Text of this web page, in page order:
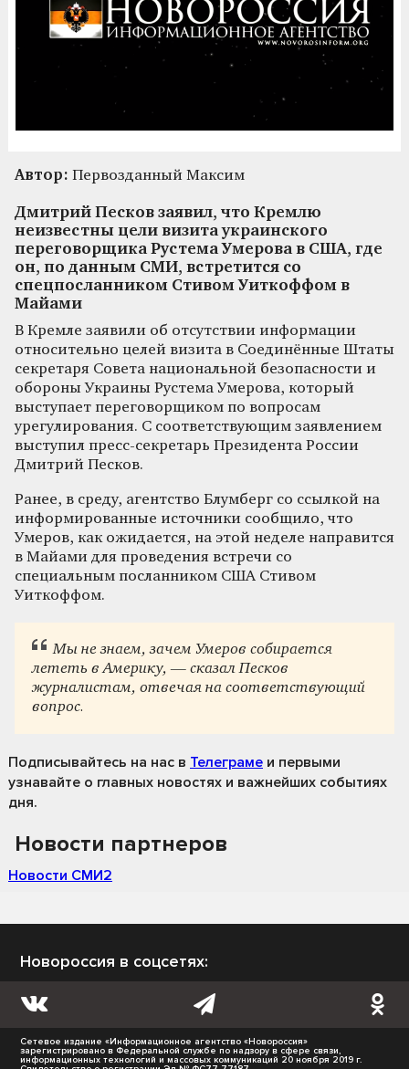
Автор: Первозданный Максим
Дмитрий Песков заявил, что Кремлю
неизвестны цели визита украинского
переговорщика Рустема Умерова в США, где
он, по данным СМИ, встретится со
спецпосланником Стивом Уиткоффом в
Майами
В Кремле заявили об отсутствии информации
относительно целей визита в Соединённые Штаты
секретаря Совета национальной безопасности и
обороны Украины Рустема Умерова, который
выступает переговорщиком по вопросам
урегулирования. С соответствующим заявлением
выступил пресс-секретарь Президента России
Дмитрий Песков.
Ранее, в среду, агентство Блумберг со ссылкой на
информированные источники сообщило, что
Умеров, как ожидается, на этой неделе направится
в Майами для проведения встречи со
специальным посланником США Стивом
Уиткоффом.
Мы не знаем, зачем Умеров собирается
лететь в Америку, — сказал Песков
журналистам, отвечая на соответствующий
вопрос.
Подписывайтесь на нас в Телеграме и первыми
узнавайте о главных новостях и важнейших событиях
дня.
Новости партнеров
Новости СМИ2
Новороссия в соцсетях:
Сетевое издание «Информационное агентство «Новороссия»
зарегистрировано в Федеральной службе по надзору в сфере связи,
информационных технологий и массовых коммуникаций 20 ноября 2019 г.